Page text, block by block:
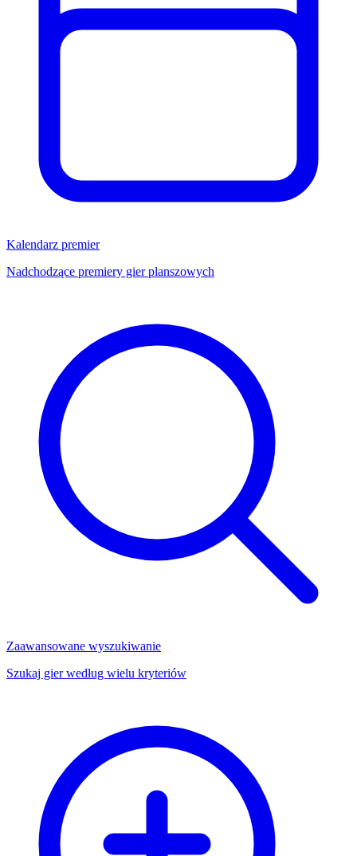
Kalendarz premier
Nadchodzące premiery gier planszowych
Zaawansowane wyszukiwanie
Szukaj gier według wielu kryteriów